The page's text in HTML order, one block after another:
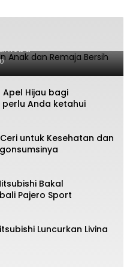
Gerakan Anak dan
0
Hijau bagi
Anda ketahui
untuk Kesehatan dan
Bakal
Pajero Sport
Luncurkan Livina